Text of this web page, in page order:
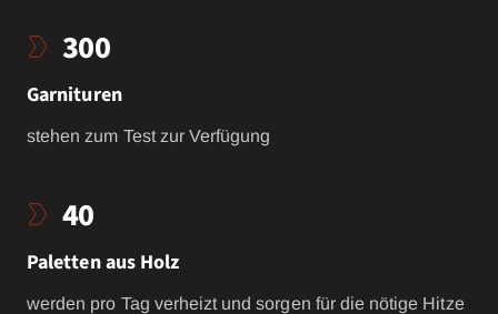
300
Garnituren
stehen zum Test zur Verfügung
40
Paletten aus Holz
werden pro Tag verheizt und sorgen für die nötige Hitze